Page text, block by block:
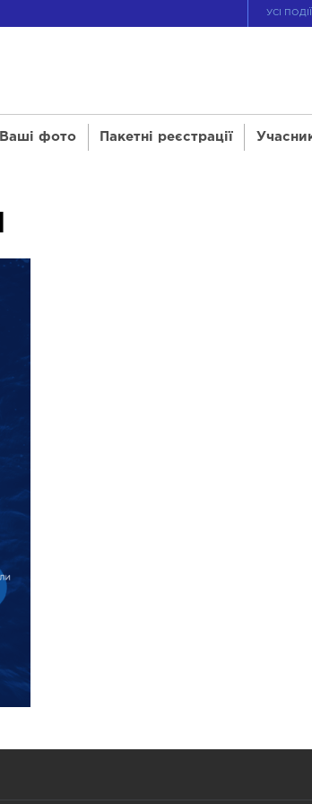
УСІ
Ваші фото Пакетні реєстрації